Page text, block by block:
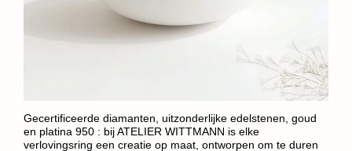
Gecertificeerde diamanten, uitzonderlijke edelstenen, goud
en platina 950 : bij ATELIER WITTMANN is elke
verlovingsring een creatie op maat, ontworpen om te duren